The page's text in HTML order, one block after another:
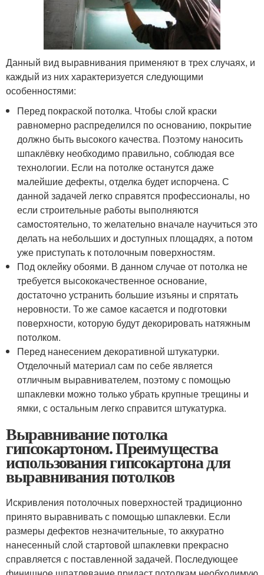
Данный вид выравнивания применяют в трех случаях, и
каждый из них характеризуется следующими
особенностями:
Перед покраской потолка. Чтобы слой краски
равномерно распределился по основанию, покрытие
должно быть высокого качества. Поэтому наносить
шпаклёвку необходимо правильно, соблюдая все
технологии. Если на потолке останутся даже
малейшие дефекты, отделка будет испорчена. С
данной задачей легко справятся профессионалы, но
если строительные работы выполняются
самостоятельно, то желательно вначале научиться это
делать на небольших и доступных площадях, а потом
уже приступать к потолочным поверхностям.
Под оклейку обоями. В данном случае от потолка не
требуется высококачественное основание,
достаточно устранить большие изъяны и спрятать
неровности. То же самое касается и подготовки
поверхности, которую будут декорировать натяжным
потолком.
Перед нанесением декоративной штукатурки.
Отделочный материал сам по себе является
отличным выравнивателем, поэтому с помощью
шпаклевки можно только убрать крупные трещины и
ямки, с остальным легко справится штукатурка.
Выравнивание потолка
гипсокартоном. Преимущества
использования гипсокартона для
выравнивания потолков
Искривления потолочных поверхностей традиционно
принято выравнивать с помощью шпаклевки. Если
размеры дефектов незначительные, то аккуратно
нанесенный слой стартовой шпаклевки прекрасно
справляется с поставленной задачей. Последующее